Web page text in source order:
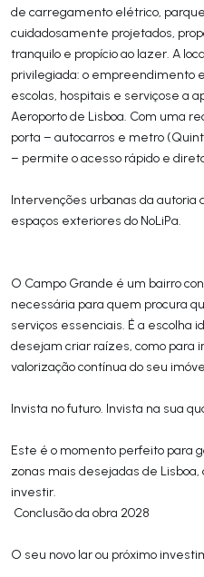
de carregamento elétrico,
cuidadosamente projetados,
tranquilo e propício ao lazer. A
privilegiada: o empreendimento
escolas, hospitais e serviçose a
Aeroporto de Lisboa. Com uma
porta – autocarros e metro
– permite o acesso rápido e
Intervenções urbanas da autoria
espaços exteriores do NoLiPa.
O Campo Grande é um bairro
necessária para quem procura
serviços essenciais. É a escolha
desejam criar raízes, como
valorização contínua do seu
Invista no futuro. Invista na sua
Este é o momento perfeito para
zonas mais desejadas de
investir.
Conclusão da obra 2028
O seu novo lar ou próximo